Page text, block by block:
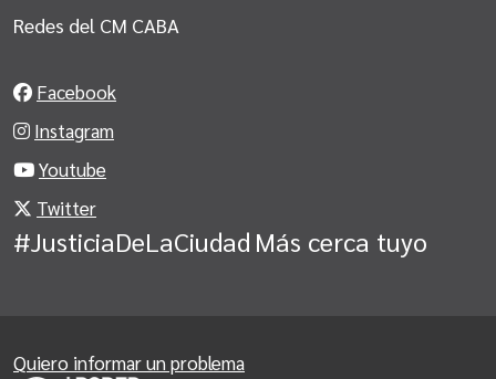
Redes del CM CABA
Facebook
Instagram
Youtube
Twitter
#JusticiaDeLaCiudad Más cerca tuyo
Quiero informar un problema